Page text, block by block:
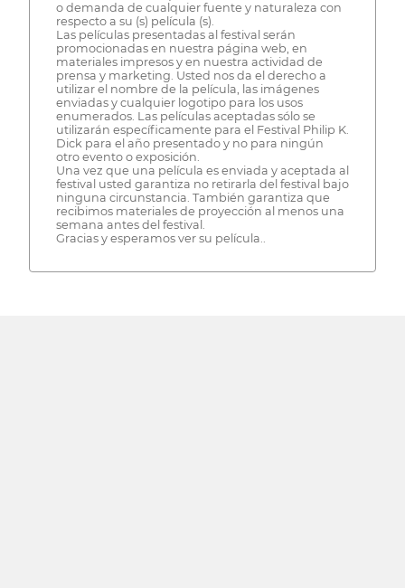
o demanda de cualquier fuente y naturaleza con
respecto a su (s) película (s).
Las películas presentadas al festival serán
promocionadas en nuestra página web, en
materiales impresos y en nuestra actividad de
prensa y marketing. Usted nos da el derecho a
utilizar el nombre de la película, las imágenes
enviadas y cualquier logotipo para los usos
enumerados. Las películas aceptadas sólo se
utilizarán específicamente para el Festival Philip K.
Dick para el año presentado y no para ningún
otro evento o exposición.
Una vez que una película es enviada y aceptada al
festival usted garantiza no retirarla del festival bajo
ninguna circunstancia. También garantiza que
recibimos materiales de proyección al menos una
semana antes del festival.
Gracias y esperamos ver su película..